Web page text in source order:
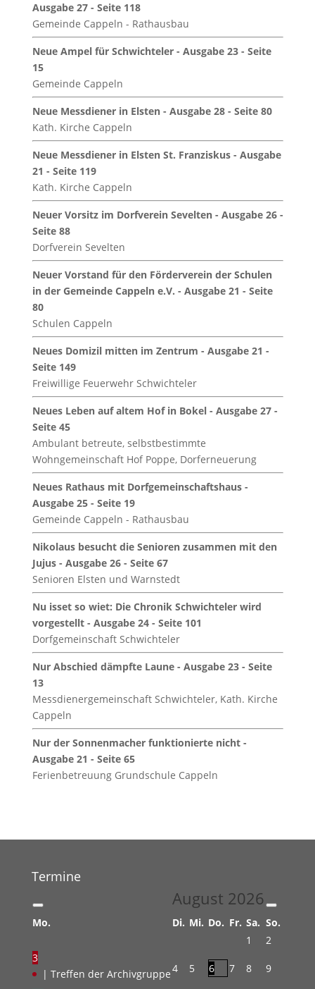
Ausgabe 27 - Seite 118
Gemeinde Cappeln - Rathausbau
Neue Ampel für Schwichteler - Ausgabe 23 - Seite
15
Gemeinde Cappeln
Neue Messdiener in Elsten - Ausgabe 28 - Seite 80
Kath. Kirche Cappeln
Neue Messdiener in Elsten St. Franziskus - Ausgabe
21 - Seite 119
Kath. Kirche Cappeln
Neuer Vorsitz im Dorfverein Sevelten - Ausgabe 26 -
Seite 88
Dorfverein Sevelten
Neuer Vorstand für den Förderverein der Schulen
in der Gemeinde Cappeln e.V. - Ausgabe 21 - Seite
80
Schulen Cappeln
Neues Domizil mitten im Zentrum - Ausgabe 21 -
Seite 149
Freiwillige Feuerwehr Schwichteler
Neues Leben auf altem Hof in Bokel - Ausgabe 27 -
Seite 45
Ambulant betreute, selbstbestimmte
Wohngemeinschaft Hof Poppe, Dorferneuerung
Neues Rathaus mit Dorfgemeinschaftshaus -
Ausgabe 25 - Seite 19
Gemeinde Cappeln - Rathausbau
Nikolaus besucht die Senioren zusammen mit den
Jujus - Ausgabe 26 - Seite 67
Senioren Elsten und Warnstedt
Nu isset so wiet: Die Chronik Schwichteler wird
vorgestellt - Ausgabe 24 - Seite 101
Dorfgemeinschaft Schwichteler
Nur Abschied dämpfte Laune - Ausgabe 23 - Seite
13
Messdienergemeinschaft Schwichteler, Kath. Kirche
Cappeln
Nur der Sonnenmacher funktionierte nicht -
Ausgabe 21 - Seite 65
Ferienbetreuung Grundschule Cappeln
Termine
August 2026
Mo. Di. Mi. Do. Fr. Sa. So.
1
2
3
| Treffen der Archivgruppe4 5 6 7 8 9